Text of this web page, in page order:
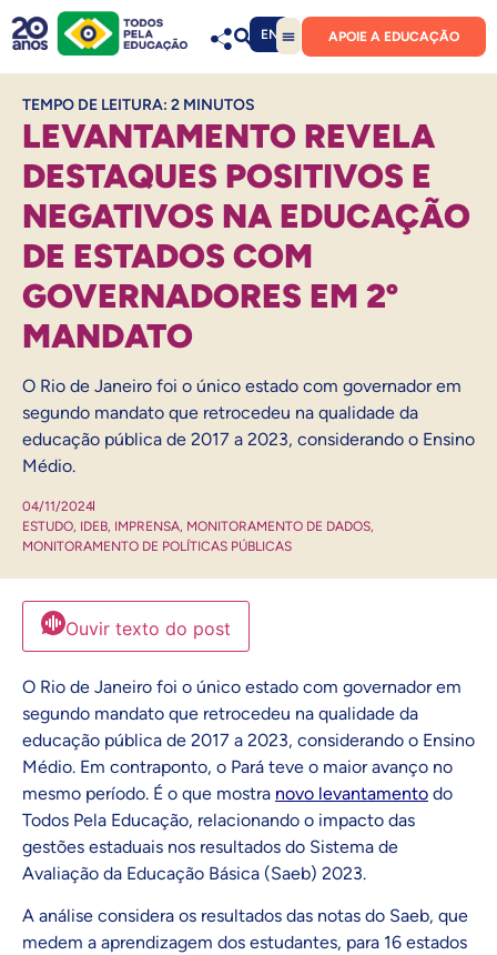
EN APOIE A EDUCAÇÃO
TEMPO DE LEITURA: 2 MINUTOS
LEVANTAMENTO REVELA
DESTAQUES POSITIVOS E
NEGATIVOS NA EDUCAÇÃO
DE ESTADOS COM
GOVERNADORES EM 2º
MANDATO
O Rio de Janeiro foi o único estado com governador em
segundo mandato que retrocedeu na qualidade da
educação pública de 2017 a 2023, considerando o Ensino
Médio.
04/11/2024
ESTUDO, IDEB, IMPRENSA, MONITORAMENTO DE DADOS,
MONITORAMENTO DE POLÍTICAS PÚBLICAS
Ouvir texto do post
O Rio de Janeiro foi o único estado com governador em
segundo mandato que retrocedeu na qualidade da
educação pública de 2017 a 2023, considerando o Ensino
Médio. Em contraponto, o Pará teve o maior avanço no
mesmo período. É o que mostra novo levantamento do
Todos Pela Educação, relacionando o impacto das
gestões estaduais nos resultados do Sistema de
Avaliação da Educação Básica (Saeb) 2023.
A análise considera os resultados das notas do Saeb, que
medem a aprendizagem dos estudantes, para 16 estados